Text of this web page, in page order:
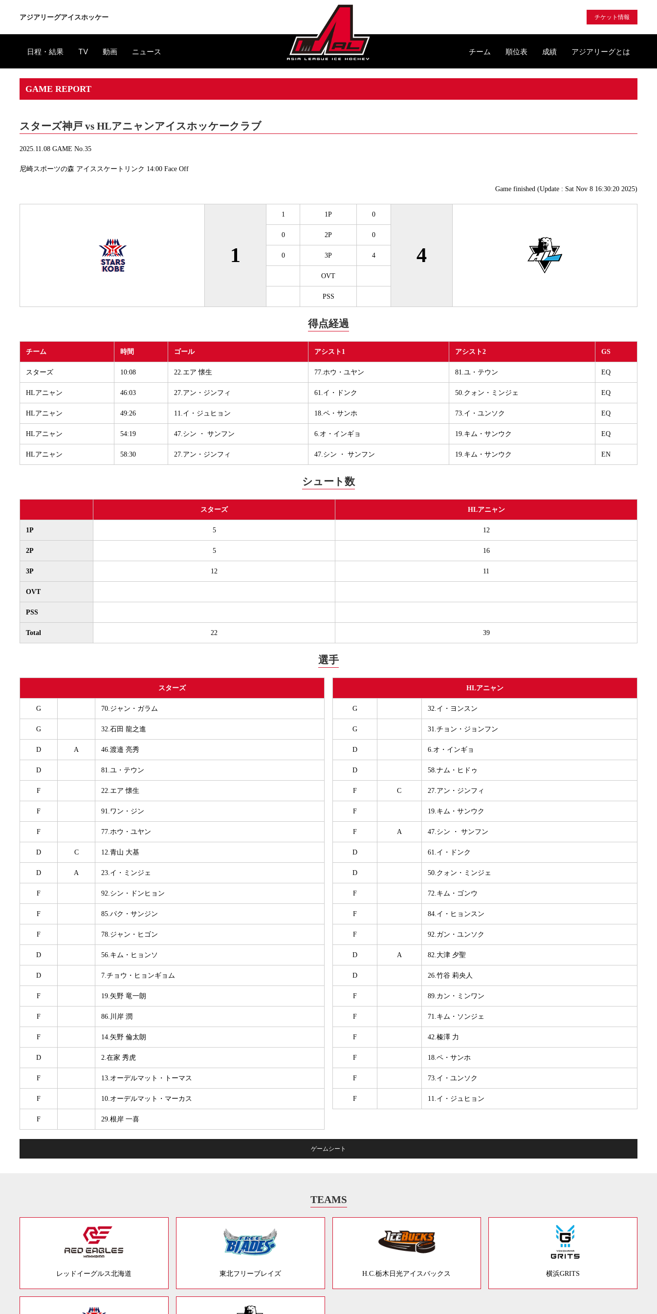
アジアリーグアイスホッケー チケット情報
日程・結果 TV 動画 ニュース チーム 順位表 成績 アジアリーグとは
GAME REPORT
スターズ神戸 vs HLアニャンアイスホッケークラブ
2025.11.08 GAME No.35
尼崎スポーツの森 アイススケートリンク 14:00 Face Off
Game finished (Update : Sat Nov 8 16:30:20 2025)
1
1 1P 0
4
0 2P 0
0 3P 4
OVT
PSS
得点経過
チーム 時間 ゴール アシスト1 アシスト2 GS
スターズ 10:08 22.エア 懐生 77.ホウ・ユヤン 81.ユ・テウン EQ
HLアニャン 46:03 27.アン・ジンフィ 61.イ・ドンク 50.クォン・ミンジェ EQ
HLアニャン 49:26 11.イ・ジュヒョン 18.ペ・サンホ 73.イ・ユンソク EQ
HLアニャン 54:19 47.シン ・ サンフン 6.オ・インギョ 19.キム・サンウク EQ
HLアニャン 58:30 27.アン・ジンフィ 47.シン ・ サンフン 19.キム・サンウク EN
シュート数
スターズ HLアニャン
1P 5 12
2P 5 16
3P 12 11
OVT
PSS
Total 22 39
選手
スターズ
G 70.ジャン・ガラム
G 32.石田 龍之進
D A 46.渡邉 亮秀
D 81.ユ・テウン
F 22.エア 懐生
F 91.ワン・ジン
F 77.ホウ・ユヤン
D C 12.青山 大基
D A 23.イ・ミンジェ
F 92.シン・ドンヒョン
F 85.パク・サンジン
F 78.ジャン・ヒゴン
D 56.キム・ヒョンソ
D 7.チョウ・ヒョンギョム
F 19.矢野 竜一朗
F 86.川岸 潤
F 14.矢野 倫太朗
D 2.在家 秀虎
F 13.オーデルマット・トーマス
F 10.オーデルマット・マーカス
F 29.根岸 一喜
HLアニャン
G 32.イ・ヨンスン
G 31.チョン・ジョンフン
D 6.オ・インギョ
D 58.ナム・ヒドゥ
F C 27.アン・ジンフィ
F 19.キム・サンウク
F A 47.シン ・ サンフン
D 61.イ・ドンク
D 50.クォン・ミンジェ
F 72.キム・ゴンウ
F 84.イ・ヒョンスン
F 92.ガン・ユンソク
D A 82.大津 夕聖
D 26.竹谷 莉央人
F 89.カン・ミンワン
F 71.キム・ソンジェ
F 42.榛澤 力
F 18.ペ・サンホ
F 73.イ・ユンソク
F 11.イ・ジュヒョン
ゲームシート
TEAMS
レッドイーグルス北海道 東北フリーブレイズ H.C.栃木日光アイスバックス 横浜GRITS